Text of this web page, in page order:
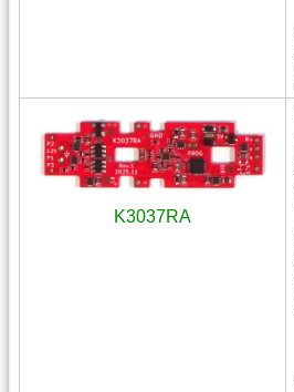
K3037RA